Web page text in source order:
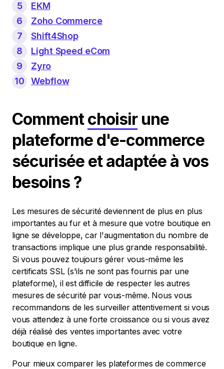
5
EKM
6
Zoho Commerce
7
Shift4Shop
8
Light Speed eCom
9
Zyro
10
Webflow
Commentchoisirune
plateforme d'e-commerce
sécurisée et adaptée à vos
besoins ?
Les mesures de sécurité deviennent de plus en plus
importantes au fur et à mesure que votre boutique en
ligne se développe, car l'augmentation du nombre de
transactions implique une plus grande responsabilité.
Si vous pouvez toujours gérer vous-même les
certificats SSL (s'ils ne sont pas fournis par une
plateforme), il est difficile de respecter les autres
mesures de sécurité par vous-même. Nous vous
recommandons de les surveiller attentivement si vous
vous attendez à une forte croissance ou si vous avez
déjà réalisé des ventes importantes avec votre
boutique en ligne.
Pour mieux comparer les plateformes de commerce